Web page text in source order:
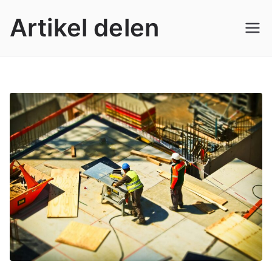
naar
inhoud
Artikel delen